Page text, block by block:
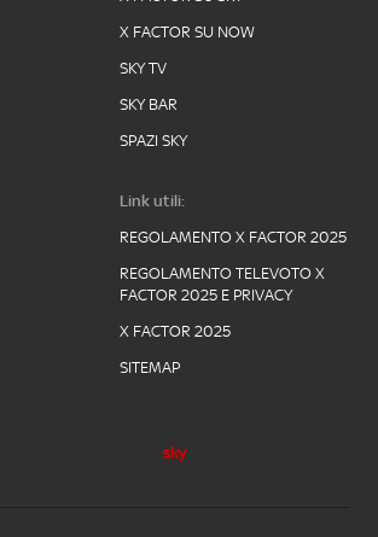
X FACTOR SU NOW
SKY TV
SKY BAR
SPAZI SKY
Link utili:
REGOLAMENTO X FACTOR 2025
REGOLAMENTO TELEVOTO X
FACTOR 2025 E PRIVACY
X FACTOR 2025
SITEMAP